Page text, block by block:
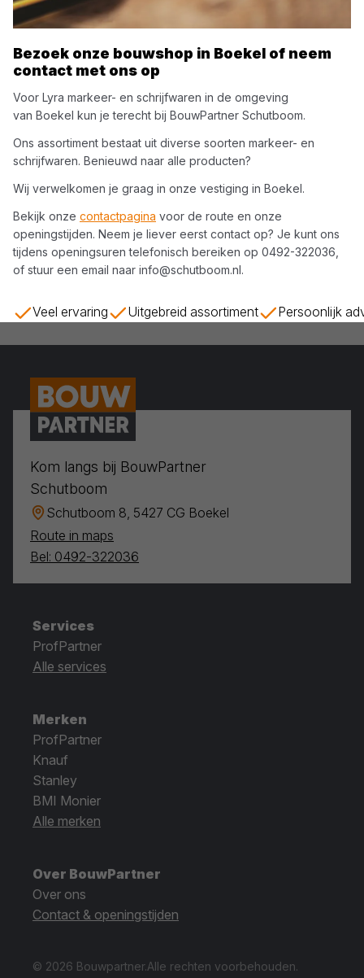
Bezoek onze bouwshop in Boekel of neem
contact met ons op
Voor Lyra markeer- en schrijfwaren in de omgeving
van Boekel kun je terecht bij BouwPartner Schutboom.
Ons assortiment bestaat uit diverse soorten markeer- en
schrijfwaren. Benieuwd naar alle producten?
Wij verwelkomen je graag in onze vestiging in Boekel.
Bekijk onze contactpagina voor de route en onze
openingstijden. Neem je liever eerst contact op? Je kunt ons
tijdens openingsuren telefonisch bereiken op 0492-322036
of stuur een email naar info@schutboom.nl.
Veel ervaring Uitgebreid assortiment Persoonlijk
Kom langs bij BouwPartner
Schutboom
Schutboom 8, 5427 CG Boekel
Route in maps
Bel: 0492-322036
Services
ProfPartner
Alle services
Merken
ProfPartner
Knauf
Stanley
BMI Monier
Alle merken
Over BouwPartner
Over ons
Contact & openingstijden
© 2026 Bouwpartner.Alle rechten voorbehouden.